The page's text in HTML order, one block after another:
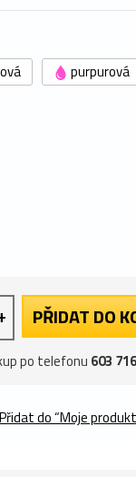
purpurová
PŘIDAT DO
po telefonu 603
Přidat do “Moje